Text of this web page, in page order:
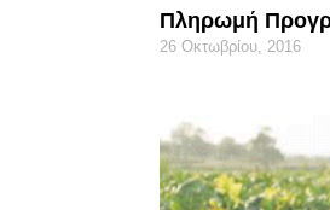
Πληρωμή
26 Οκτωβρίου, 2016